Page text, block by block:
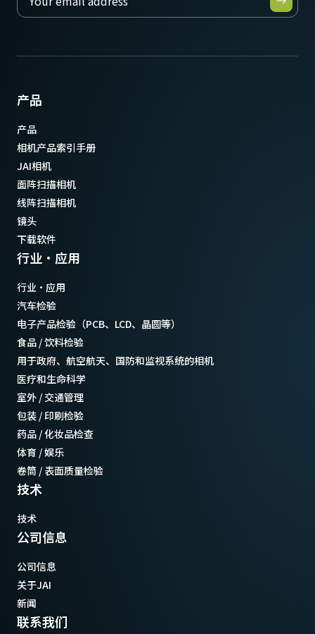
产品
产品
相机产品索引手册
JAI相机
面阵扫描相机
线阵扫描相机
镜头
下载软件
行业·应用
行业·应用
汽车检验
电子产品检验（PCB、LCD、晶圆等）
食品 / 饮料检验
用于政府、航空航天、国防和监视系统的相机
医疗和生命科学
室外 / 交通管理
包装 / 印刷检验
药品 / 化妆品检查
体育 / 娱乐
卷筒 / 表面质量检验
技术
技术
公司信息
公司信息
关于JAI
新闻
联系我们